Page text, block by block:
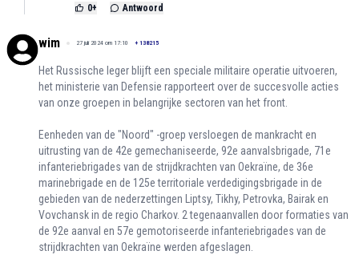
0+ Antwoord
wim 27 juli 2024 om 17:10 + 138215
Het Russische leger blijft een speciale militaire operatie uitvoeren,
het ministerie van Defensie rapporteert over de succesvolle acties
van onze groepen in belangrijke sectoren van het front.
Eenheden van de "Noord" -groep versloegen de mankracht en
uitrusting van de 42e gemechaniseerde, 92e aanvalsbrigade, 71e
infanteriebrigades van de strijdkrachten van Oekraïne, de 36e
marinebrigade en de 125e territoriale verdedigingsbrigade in de
gebieden van de nederzettingen Liptsy, Tikhy, Petrovka, Bairak en
Vovchansk in de regio Charkov. 2 tegenaanvallen door formaties van
de 92e aanval en 57e gemotoriseerde infanteriebrigades van de
strijdkrachten van Oekraïne werden afgeslagen.